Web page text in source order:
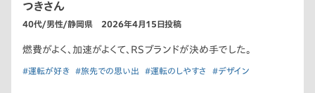
つきさん
40代/男性/静岡県 2026年4月15日投稿
燃費がよく、加速がよくて、RSブランドが決め手でした。
#運転が好き #旅先での思い出 #運転のしやすさ #デザイン